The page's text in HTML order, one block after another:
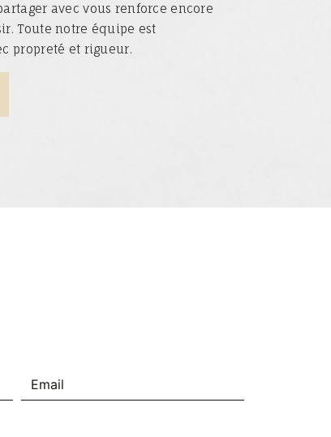
avec vous renforce encore
Toute notre équipe est
propreté et rigueur.